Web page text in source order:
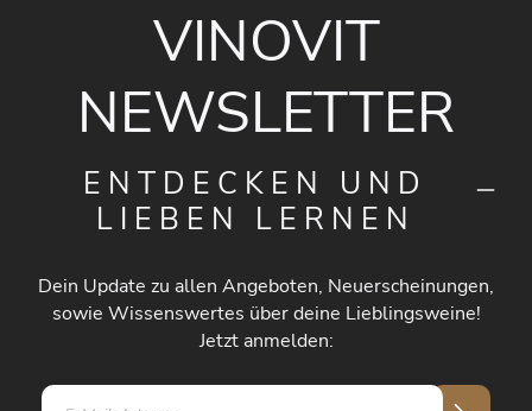
VINOVIT
NEWSLETTER
ENTDECKEN UND
LIEBEN LERNEN
Dein Update zu allen Angeboten, Neuerscheinungen,
sowie Wissenswertes über deine Lieblingsweine!
Jetzt anmelden: